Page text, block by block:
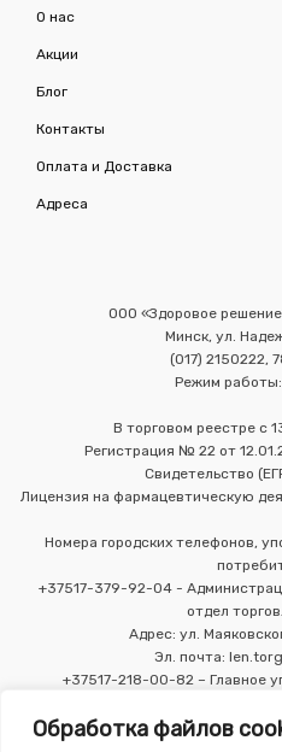
Обработка файлов
О нас
Акции
Блог
Контакты
Оплата и Доставка
Адреса
ООО «Здоровое
Минск, ул.
(017) 2150222,
Режим
В торговом реестре с
Регистрация № 22 от
Свидетельство
Лицензия на фармацевтическую
Номера городских телефонов,
+37517-379-92-04 -
отдел
Адрес: ул.
Эл. почта:
+37517-218-00-82 – Главное